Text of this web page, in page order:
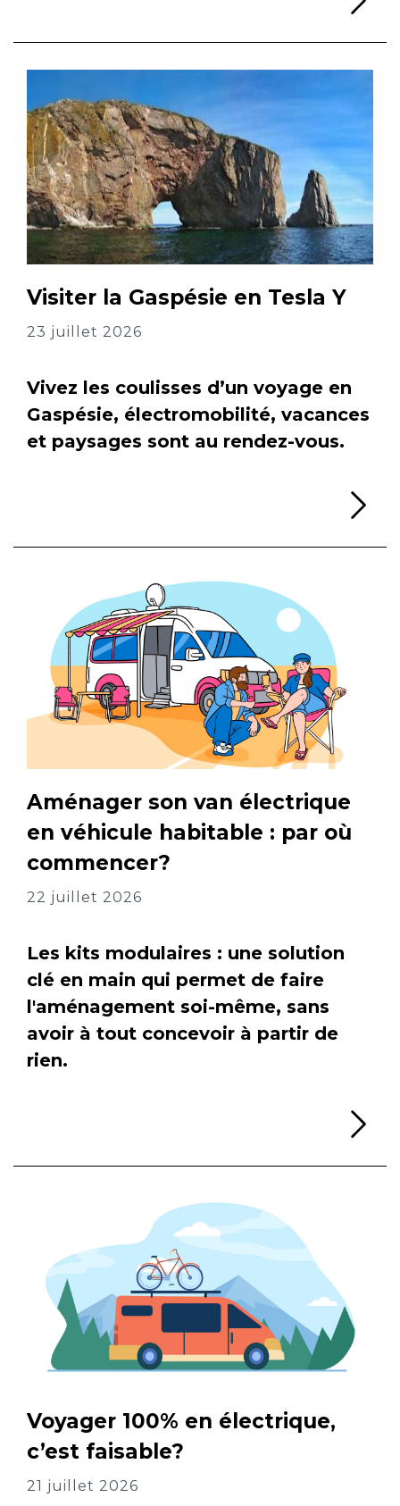
Visiter la Gaspésie en Tesla Y
23 juillet 2026
Vivez les coulisses d’un voyage en
Gaspésie, électromobilité, vacances
et paysages sont au rendez-vous.
Aménager son van électrique
en véhicule habitable : par où
commencer?
22 juillet 2026
Les kits modulaires : une solution
clé en main qui permet de faire
l'aménagement soi-même, sans
avoir à tout concevoir à partir de
rien.
Voyager 100% en électrique,
c’est faisable?
21 juillet 2026